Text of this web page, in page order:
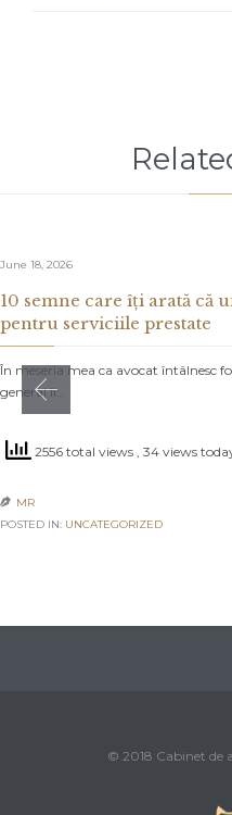
June 18, 2026
10 semne care îți arată că
pentru serviciile prestate
În meseria mea ca avocat întâlnesc
general îi…
2556 total views , 34 views
 MR
POSTED IN: UNCATEGORIZED
© 2018 Cabinet de